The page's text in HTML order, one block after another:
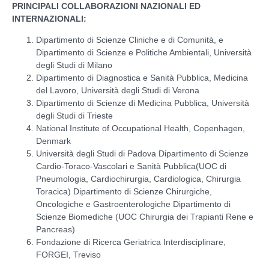
PRINCIPALI COLLABORAZIONI NAZIONALI ED
INTERNAZIONALI:
Dipartimento di Scienze Cliniche e di Comunità, e
Dipartimento di Scienze e Politiche Ambientali, Università
degli Studi di Milano
Dipartimento di Diagnostica e Sanità Pubblica, Medicina
del Lavoro, Università degli Studi di Verona
Dipartimento di Scienze di Medicina Pubblica, Università
degli Studi di Trieste
National Institute of Occupational Health, Copenhagen,
Denmark
Università degli Studi di Padova Dipartimento di Scienze
Cardio-Toraco-Vascolari e Sanità Pubblica(UOC di
Pneumologia, Cardiochirurgia, Cardiologica, Chirurgia
Toracica) Dipartimento di Scienze Chirurgiche,
Oncologiche e Gastroenterologiche Dipartimento di
Scienze Biomediche (UOC Chirurgia dei Trapianti Rene e
Pancreas)
Fondazione di Ricerca Geriatrica Interdisciplinare,
FORGEI, Treviso